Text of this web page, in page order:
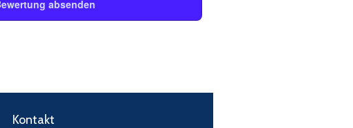
absenden
Kontakt